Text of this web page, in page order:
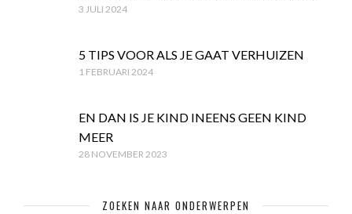
3 JULI 2024
5 TIPS VOOR ALS JE GAAT VERHUIZEN
1 FEBRUARI 2024
EN DAN IS JE KIND INEENS GEEN KIND
MEER
28 NOVEMBER 2023
ZOEKEN NAAR ONDERWERPEN